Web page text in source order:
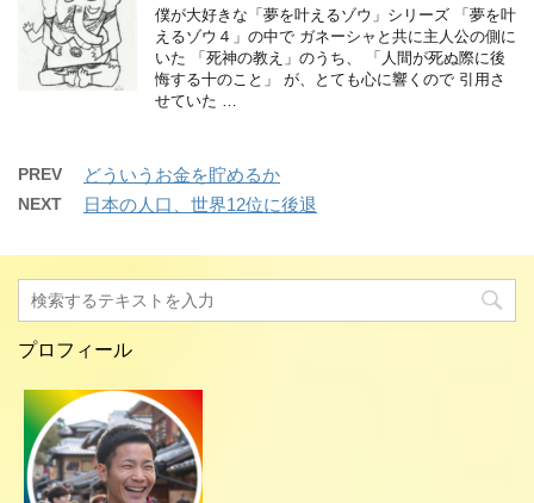
僕が大好きな「夢を叶えるゾウ」シリーズ 「夢を叶
えるゾウ４」の中で ガネーシャと共に主人公の側に
いた 「死神の教え」のうち、 「人間が死ぬ際に後
悔する十のこと」 が、とても心に響くので 引用さ
せていた …
PREV どういうお金を貯めるか
NEXT 日本の人口、世界12位に後退
プロフィール